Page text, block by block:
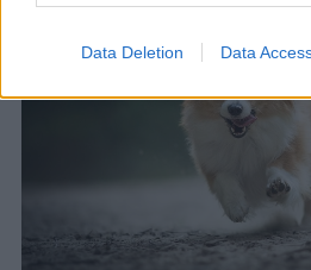
Data Deletion Data